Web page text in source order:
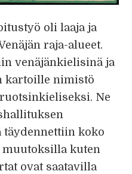
oli laaja ja
raja-alueet.
venäjänkielisinä ja
kartoille nimistö
Ne
koko
kuten
ovat saatavilla